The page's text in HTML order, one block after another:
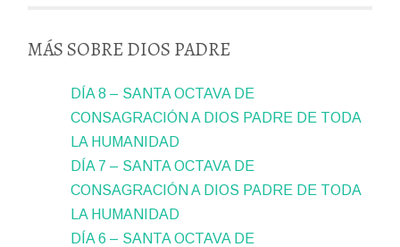
MÁS SOBRE DIOS PADRE
DÍA 8 – SANTA OCTAVA DE
CONSAGRACIÓN A DIOS PADRE DE TODA
LA HUMANIDAD
DÍA 7 – SANTA OCTAVA DE
CONSAGRACIÓN A DIOS PADRE DE TODA
LA HUMANIDAD
DÍA 6 – SANTA OCTAVA DE